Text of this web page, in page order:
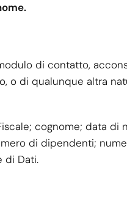
di contatto,
o di qualunque altra
cognome; data di
di dipendenti;
di Dati.